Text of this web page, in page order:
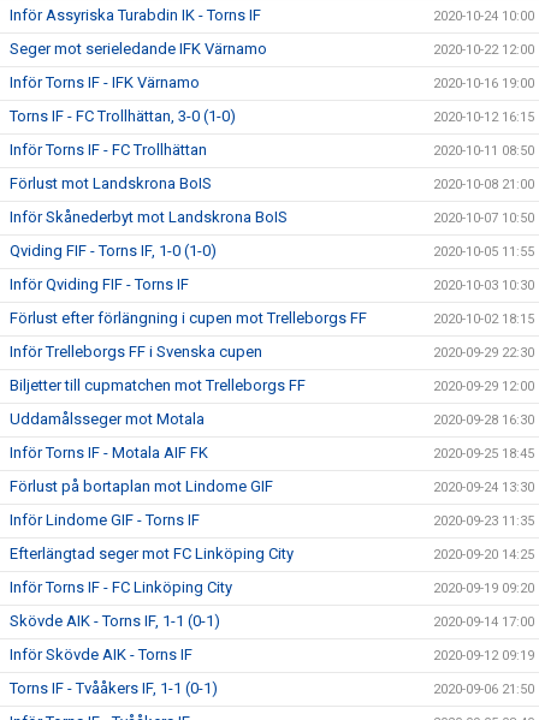
Inför Assyriska Turabdin IK - Torns IF 2020-10-24 10:00
Seger mot serieledande IFK Värnamo 2020-10-22 12:00
Inför Torns IF - IFK Värnamo 2020-10-16 19:00
Torns IF - FC Trollhättan, 3-0 (1-0) 2020-10-12 16:15
Inför Torns IF - FC Trollhättan 2020-10-11 08:50
Förlust mot Landskrona BoIS 2020-10-08 21:00
Inför Skånederbyt mot Landskrona BoIS 2020-10-07 10:50
Qviding FIF - Torns IF, 1-0 (1-0) 2020-10-05 11:55
Inför Qviding FIF - Torns IF 2020-10-03 10:30
Förlust efter förlängning i cupen mot Trelleborgs FF 2020-10-02 18:15
Inför Trelleborgs FF i Svenska cupen 2020-09-29 22:30
Biljetter till cupmatchen mot Trelleborgs FF 2020-09-29 12:00
Uddamålsseger mot Motala 2020-09-28 16:30
Inför Torns IF - Motala AIF FK 2020-09-25 18:45
Förlust på bortaplan mot Lindome GIF 2020-09-24 13:30
Inför Lindome GIF - Torns IF 2020-09-23 11:35
Efterlängtad seger mot FC Linköping City 2020-09-20 14:25
Inför Torns IF - FC Linköping City 2020-09-19 09:20
Skövde AIK - Torns IF, 1-1 (0-1) 2020-09-14 17:00
Inför Skövde AIK - Torns IF 2020-09-12 09:19
Torns IF - Tvååkers IF, 1-1 (0-1) 2020-09-06 21:50